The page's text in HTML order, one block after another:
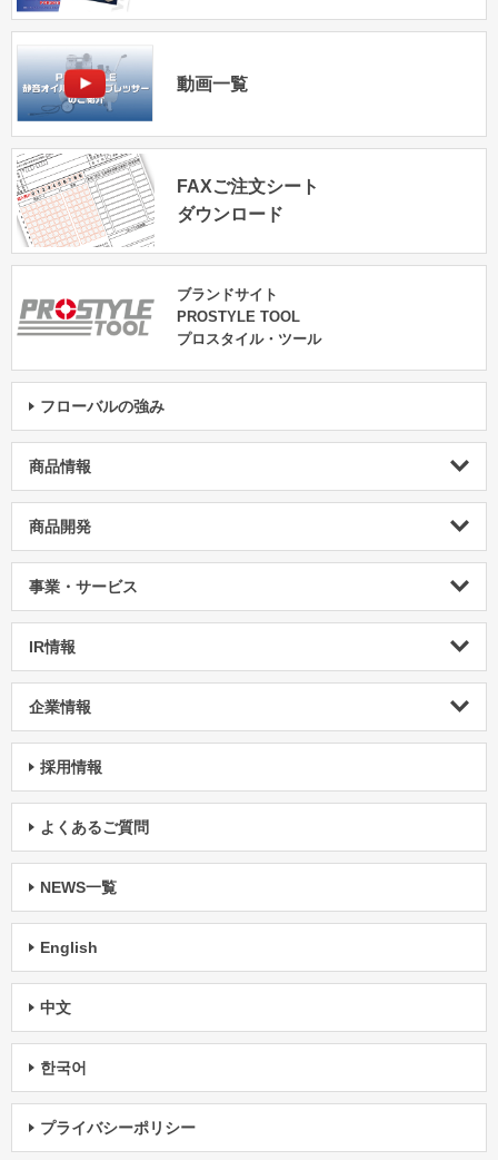
動画一覧
FAXご注文シート
ダウンロード
ブランドサイト
PROSTYLE TOOL
プロスタイル・ツール
フローバルの強み
商品情報
商品開発
事業・サービス
IR情報
企業情報
採用情報
よくあるご質問
NEWS一覧
English
中文
한국어
プライバシーポリシー